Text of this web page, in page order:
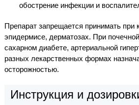
обострение инфекции и
Препарат запрещается принимать
эпидермисе, дерматозах. При
сахарном диабете, артериальной
разных лекарственных формах
осторожностью.
Инструкция и